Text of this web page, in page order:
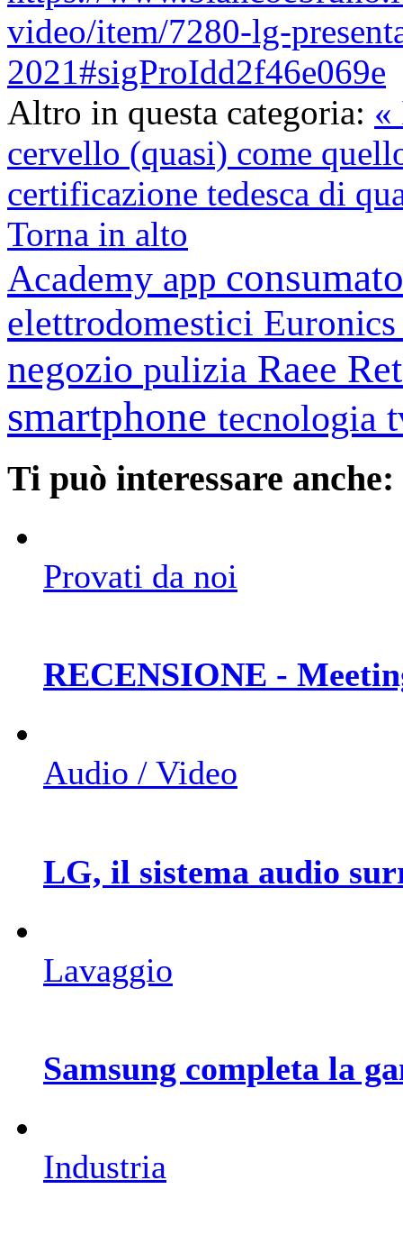
video/item/7280-lg-
2021#sigProIdd2f46e069e
Altro in questa categoria: «
cervello (quasi) come
certificazione tedesca di
Torna in alto
Academy app
elettrodomestici
negozio pulizia Raee
smartphone tecnologia
Ti può interessare anche:
Provati da noi
RECENSIONE -
Audio / Video
LG, il sistema audio
Lavaggio
Samsung completa la
Industria